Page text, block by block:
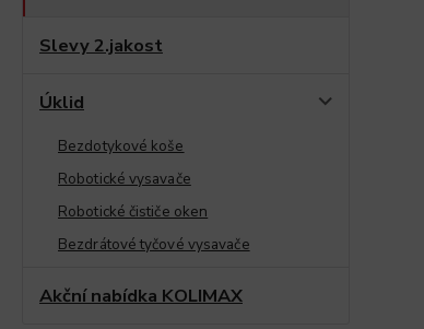
Slevy 2.jakost
Úklid
Bezdotykové koše
Robotické vysavače
Robotické čističe oken
Bezdrátové tyčové vysavače
Akční nabídka KOLIMAX